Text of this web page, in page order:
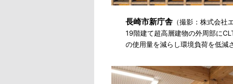
長崎市新庁舎（撮影：株式会社
19階建て超高層建物の外周部に
の使用量を減らし環境負荷を低減